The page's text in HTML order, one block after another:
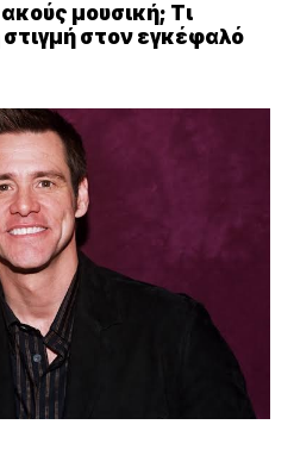
μουσική; Τι
στιγμή στον εγκέφαλό